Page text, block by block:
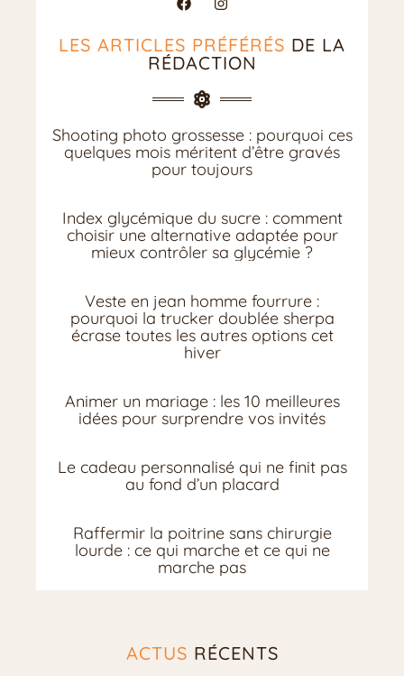
LES ARTICLES PRÉFÉRÉS DE LA
RÉDACTION
Shooting photo grossesse : pourquoi ces
quelques mois méritent d’être gravés
pour toujours
Index glycémique du sucre : comment
choisir une alternative adaptée pour
mieux contrôler sa glycémie ?
Veste en jean homme fourrure :
pourquoi la trucker doublée sherpa
écrase toutes les autres options cet
hiver
Animer un mariage : les 10 meilleures
idées pour surprendre vos invités
Le cadeau personnalisé qui ne finit pas
au fond d’un placard
Raffermir la poitrine sans chirurgie
lourde : ce qui marche et ce qui ne
marche pas
ACTUS RÉCENTS